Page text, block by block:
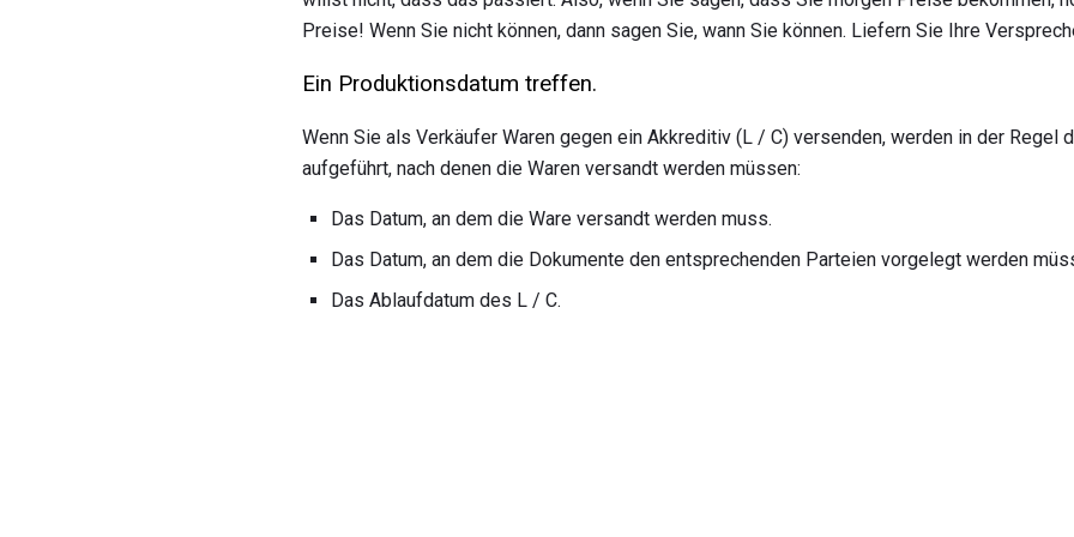
Preise! Wenn Sie nicht können, dann sagen Sie, wann Sie können. Liefern Sie Ihre
Ein Produktionsdatum treffen.
Wenn Sie als Verkäufer Waren gegen ein Akkreditiv (L / C) versenden, werden in der Regel
aufgeführt, nach denen die Waren versandt werden müssen:
Das Datum, an dem die Ware versandt werden muss.
Das Datum, an dem die Dokumente den entsprechenden Parteien vorgelegt werden
Das Ablaufdatum des L / C.